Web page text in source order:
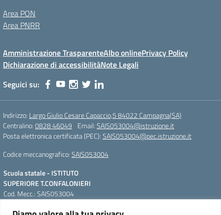
Area PON
Area PNRR
Amministrazione TrasparenteAlbo onlinePrivacy Policy
Dichiarazione di accessibilitàNote Legali
Seguici su:
Indirizzo: Largo Giulio Cesare Capaccio,5 84022 Campagna(SA)
Centralino:0828 46049 Email:SAIS053004@istruzione.it
Posta elettronica certificata (PEC):SAIS053004@pec.istruzione.it
Codice meccanografico:SAIS053004
Scuola statale - ISTITUTO
SUPERIORE T.CONFALONIERI
Cod. Mecc.: SAIS053004